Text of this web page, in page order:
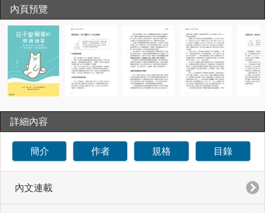
內頁預覽
詳細內容
簡介 作者 規格 目錄
內文連載